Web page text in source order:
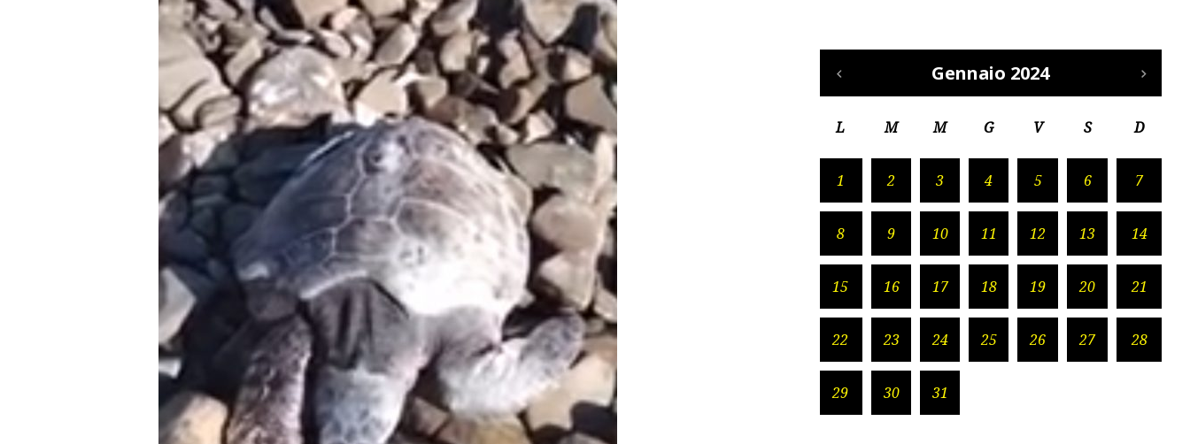
Gennaio 2024
L M M G V S D
1 2 3 4 5 6 7
8 9 10 11 12 13 14
15 16 17 18 19 20 21
22 23 24 25 26 27 28
29 30 31